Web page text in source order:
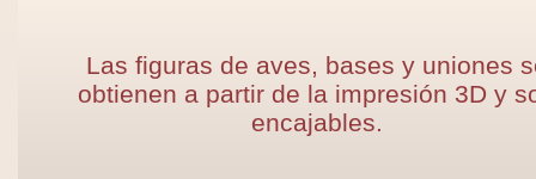
Las figuras de aves, bases y uniones
obtienen a partir de la impresión 3D y
encajables.